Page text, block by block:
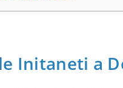
Initaneti a